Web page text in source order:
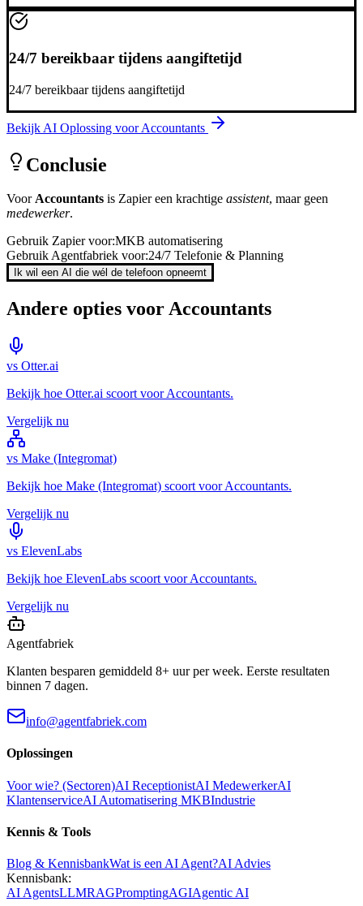
24/7 bereikbaar tijdens aangiftetijd
24/7 bereikbaar tijdens aangiftetijd
Bekijk AI Oplossing voorAccountants
Conclusie
VoorAccountants is Zapiereen krachtige assistent, maar geen
medewerker.
Gebruik Zapiervoor:MKB automatisering
Gebruik Agentfabriek voor:24/7 Telefonie & Planning
Ik wil een AI die wél de telefoon opneemt
Andere opties voorAccountants
vs Otter.ai
Bekijk hoe Otter.ai scoort voorAccountants.
Vergelijk nu
vs Make (Integromat)
Bekijk hoe Make (Integromat) scoort voorAccountants.
Vergelijk nu
vs ElevenLabs
Bekijk hoe ElevenLabs scoort voorAccountants.
Vergelijk nu
Agentfabriek
Klanten besparen gemiddeld 8+ uur per week. Eerste resultaten
binnen 7 dagen.
info@agentfabriek.com
Oplossingen
Voor wie? (Sectoren)AI ReceptionistAI MedewerkerAI
KlantenserviceAI Automatisering MKBIndustrie
Kennis & Tools
Blog & KennisbankWat is een AI Agent?AI Advies
Kennisbank:
AI AgentsLLMRAGPromptingAGIAgentic AI